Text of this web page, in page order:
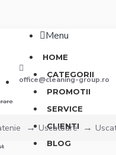
Menu
HOME
CATEGORII
PROMOTII
SERVICE
CLIENTI
BLOG
office@cleaning-group.ro
Uscatoare